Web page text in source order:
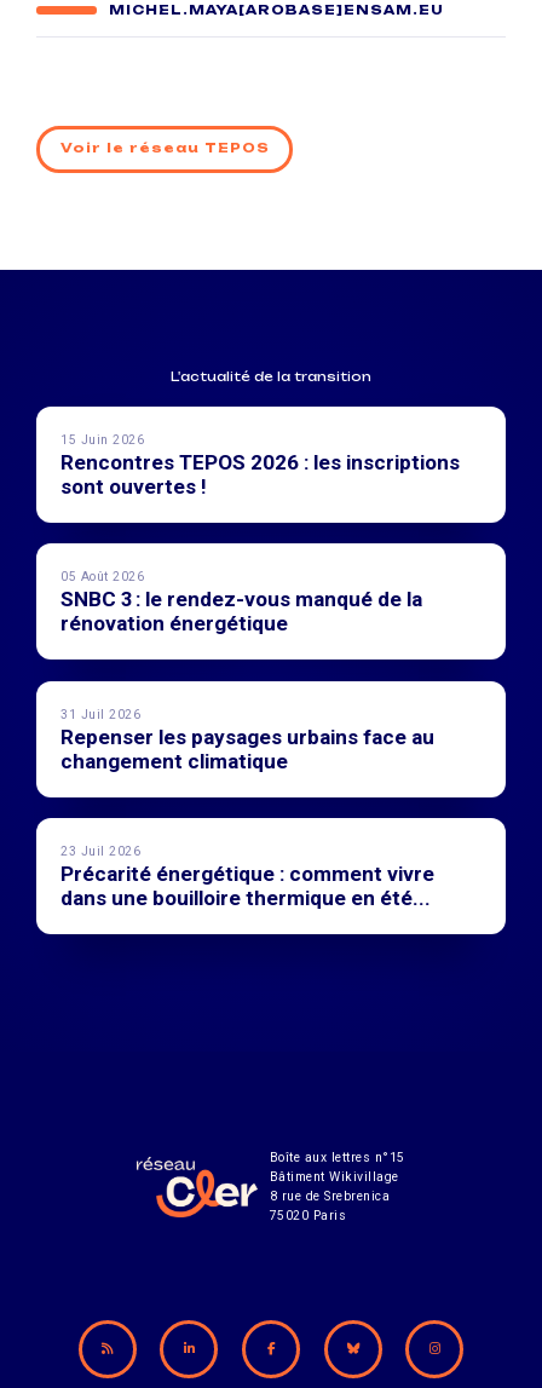
MICHEL.MAYA[AROBASE]ENSAM.EU
Voir le réseau TEPOS
L'actualité de la transition
15 Juin 2026
Rencontres TEPOS 2026 : les inscriptions
sont ouvertes !
05 Août 2026
SNBC 3 : le rendez-vous manqué de la
rénovation énergétique
31 Juil 2026
Repenser les paysages urbains face au
changement climatique
23 Juil 2026
Précarité énergétique : comment vivre
dans une bouilloire thermique en été...
Boîte aux lettres n°15
Bâtiment Wikivillage
8 rue de Srebrenica
75020 Paris